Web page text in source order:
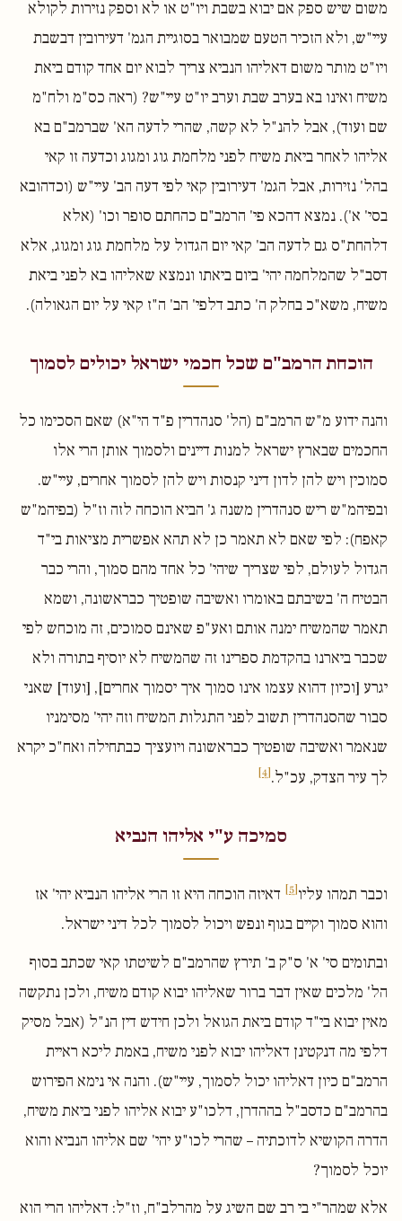
משום שיש ספק אם יבוא בשבת ויו"ט או לא וספק נזירות לקולא
עיי"ש, ולא הזכיר הטעם שמבואר בסוגיית הגמ' דעירובין דבשבת
ויו"ט מותר משום דאליהו הנביא צריך לבוא יום אחד קודם ביאת
משיח ואינו בא בערב שבת וערב יו"ט עיי"ש? (ראה כס"מ ולח"מ
שם ועוד), אבל להנ"ל לא קשה, שהרי לדעה הא' שברמב"ם בא
אליהו לאחר ביאת משיח לפני מלחמת גוג ומגוג וכדעה זו קאי
בהל' נזירות, אבל הגמ' דעירובין קאי לפי דעה הב' עיי"ש (וכדהובא
בסי' א'). נמצא דהכא פי' הרמב"ם כהחתם סופר וכו' (אלא
דלהחת"ס גם לדעה הב' קאי יום הגדול על מלחמת גוג ומגוג, אלא
דסב"ל שהמלחמה יהי' ביום ביאתו ונמצא שאליהו בא לפני ביאת
משיח, משא"כ בחלק ה' כתב דלפי' הב' ה"ז קאי על יום הגאולה).
הוכחת הרמב"ם שכל חכמי ישראל יכולים לסמוך
והנה ידוע מ"ש הרמב"ם (הל' סנהדרין פ"ד הי"א) שאם הסכימו כל
החכמים שבארץ ישראל למנות דיינים ולסמוך אותן הרי אלו
סמוכין ויש להן לדון דיני קנסות ויש להן לסמוך אחרים, עיי"ש.
ובפיהמ"ש ריש סנהדרין משנה ג' הביא הוכחה לזה וז"ל (בפיהמ"ש
קאפח): לפי שאם לא תאמר כן לא תהא אפשרית מציאות בי"ד
הגדול לעולם, לפי שצריך שיהי' כל אחד מהם סמוך, והרי כבר
הבטיח ה' בשיבתם באומרו ואשיבה שופטיך כבראשונה, ושמא
תאמר שהמשיח ימנה אותם ואע"פ שאינם סמוכים, זה מוכחש לפי
שכבר ביארנו בהקדמת ספרינו זה שהמשיח לא יוסיף בתורה ולא
יגרע [וכיון דהוא עצמו אינו סמוך איך יסמוך אחרים], [ועוד] שאני
סבור שהסנהדרין תשוב לפני התגלות המשיח וזה יהי' מסימניו
שנאמר ואשיבה שופטיך כבראשונה ויועציך כבתחילה ואח"כ יקרא
לך עיר הצדק, עכ"ל.[4]
סמיכה ע"י אליהו הנביא
וכבר תמהו עליו[5]
דאיזה הוכחה היא זו הרי אליהו הנביא יהי' אז
והוא סמוך וקיים בגוף ונפש ויכול לסמוך לכל דיני ישראל.
ובתומים סי' א' ס"ק ב' תירץ שהרמב"ם לשיטתו קאי שכתב בסוף
הל' מלכים שאין דבר ברור שאליהו יבוא קודם משיח, ולכן נתקשה
מאין יבוא בי"ד קודם ביאת הגואל ולכן חידש דין הנ"ל (אבל מסיק
דלפי מה דנקטינן דאליהו יבוא לפני משיח, באמת ליכא ראיית
הרמב"ם כיון דאליהו יכול לסמוך, עיי"ש). והנה אי נימא הפירוש
בהרמב"ם כדסב"ל בההדרן, דלכו"ע יבוא אליהו לפני ביאת משיח,
הדרה הקושיא לדוכתיה – שהרי לכו"ע יהי' שם אליהו הנביא והוא
יוכל לסמוך?
אלא שמהר"י בי רב שם השיג על מהרלב"ח, וז"ל: דאליהו הרי הוא